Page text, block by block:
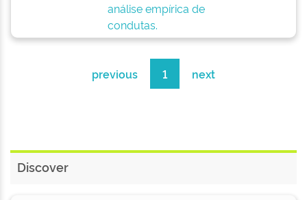
análise empírica de
condutas.
previous 1 next
Discover